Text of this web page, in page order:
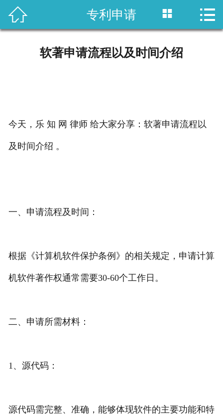
 首页
 专利申请  
软著申请流程以及时间介绍
今天，乐 知 网 律师 给大家分享：软著申请流程以
及时间介绍 。
一、申请流程及时间：
根据《计算机软件保护条例》的相关规定，申请计算
机软件著作权通常需要30-60个工作日。
二、申请所需材料：
1、源代码：
源代码需完整、准确，能够体现软件的主要功能和特